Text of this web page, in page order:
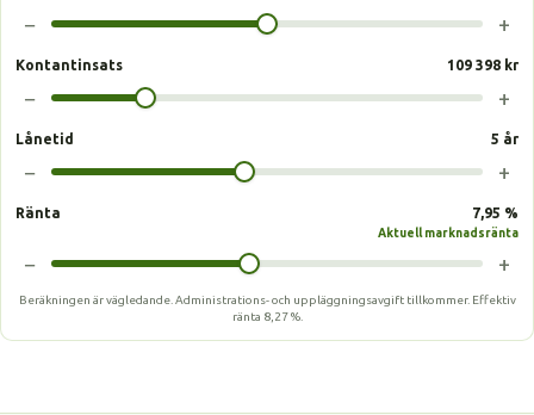
− +
Kontantinsats 109 398 kr
− +
Lånetid 5 år
− +
Ränta 7,95 %
Aktuell marknadsränta
− +
Beräkningen är vägledande. Administrations- och uppläggningsavgift tillkommer. Effektiv
ränta 8,27 %.